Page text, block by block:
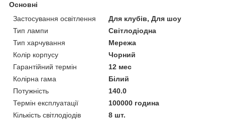
Основні
Застосування освітлення
Для клубів, Для шоу
Тип лампи
Світлодіодна
Тип харчування
Мережа
Колір корпусу
Чорний
Гарантійний термін
12 мес
Колірна гама
Білий
Потужність
140.0
Термін експлуатації
100000 година
Кількість світлодіодів
8 шт.